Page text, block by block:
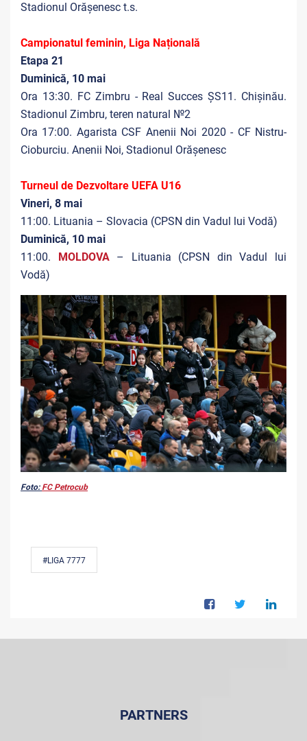
Stadionul Orășenesc t.s.
Campionatul feminin, Liga Națională
Etapa 21
Duminică, 10 mai
Ora 13:30. FC Zimbru - Real Succes ȘS11. Chișinău.
Stadionul Zimbru, teren natural №2
Ora 17:00. Agarista CSF Anenii Noi 2020 - CF Nistru-
Cioburciu. Anenii Noi, Stadionul Orășenesc
Turneul de Dezvoltare UEFA U16
Vineri, 8 mai
11:00. Lituania – Slovacia (CPSN din Vadul lui Vodă)
Duminică, 10 mai
11:00. MOLDOVA– Lituania (CPSN din Vadul lui
Vodă)
Foto:FC Petrocub
#LIGA 7777
PARTNERS